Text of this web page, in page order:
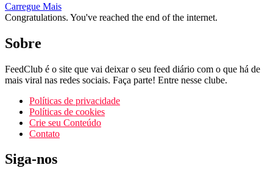
Carregue Mais
Congratulations. You've reached the end of the internet.
Sobre
FeedClub é o site que vai deixar o seu feed diário com o que há de
mais viral nas redes sociais. Faça parte! Entre nesse clube.
Políticas de privacidade
Políticas de cookies
Crie seu Conteúdo
Contato
Siga-nos